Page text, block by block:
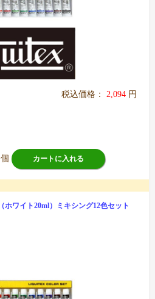
税込価格： 2,094 円
個 カートに入れる
ワイト20ml）ミキシング12色セット